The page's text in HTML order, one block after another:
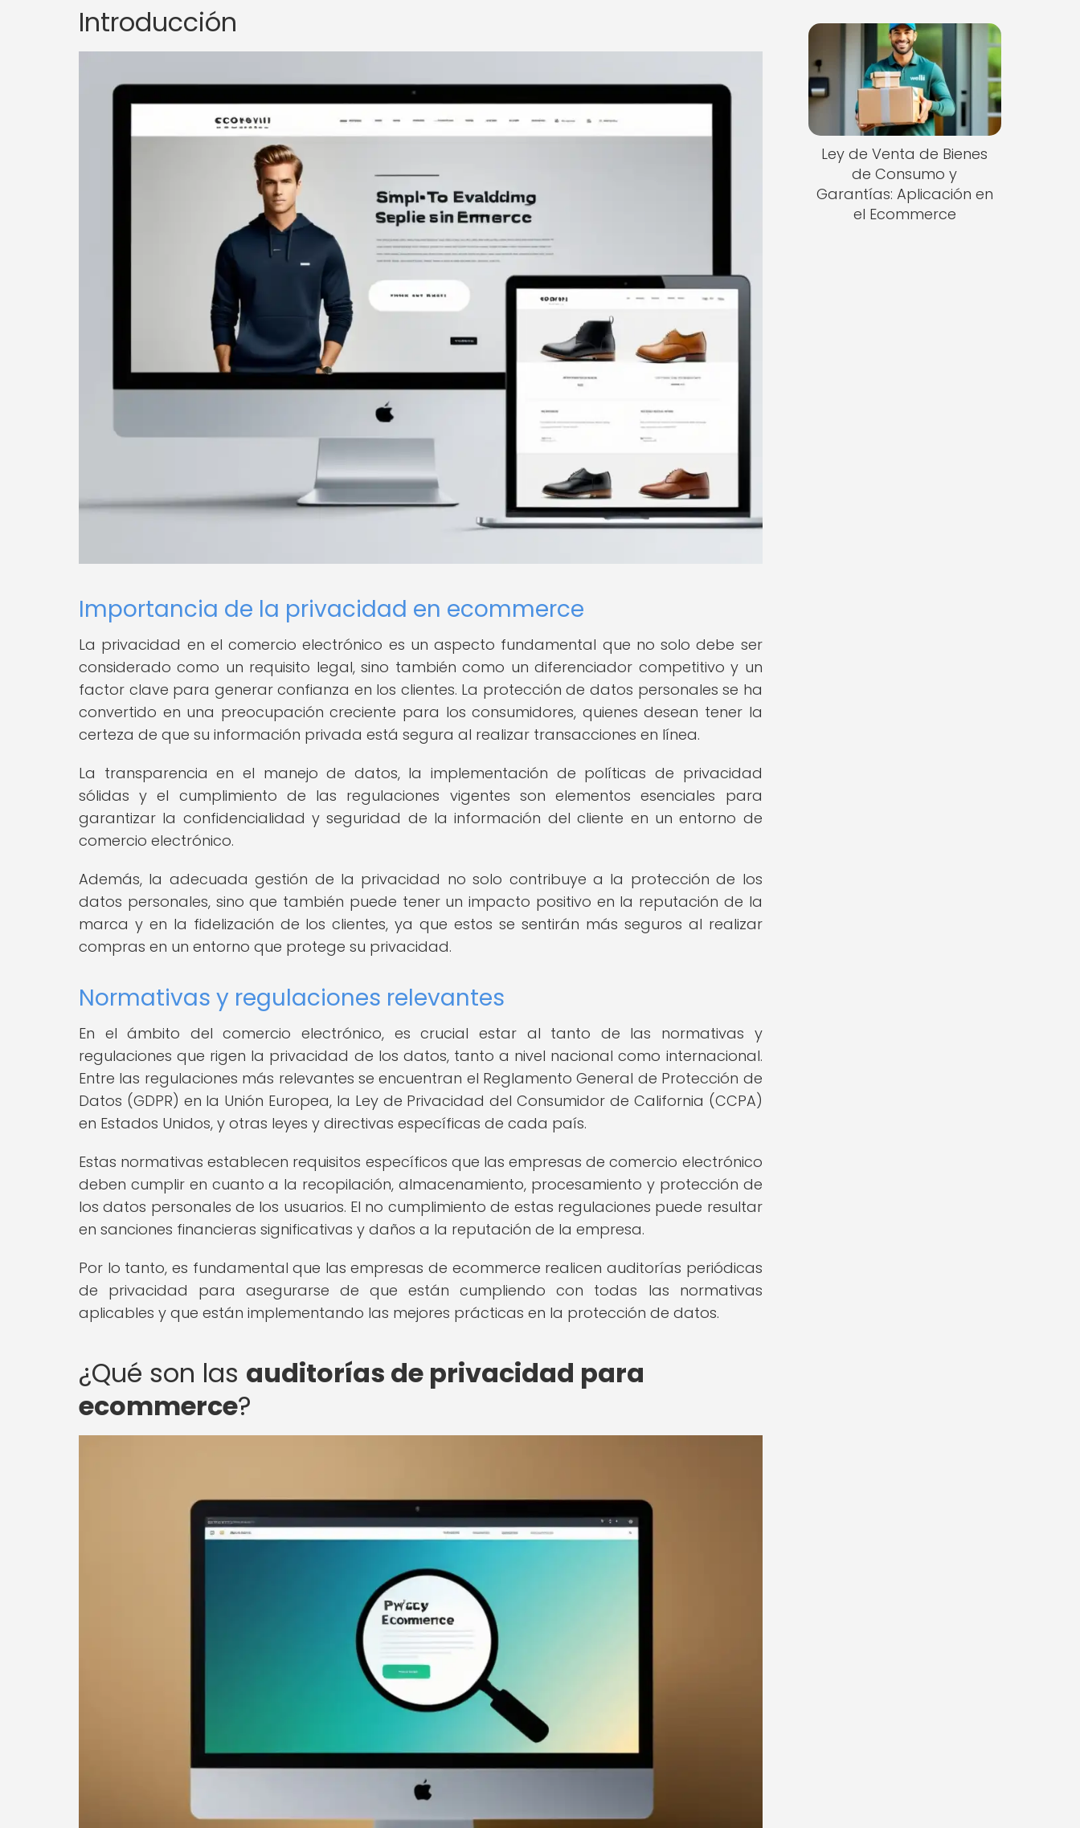
Introducción
Importancia de la privacidad en ecommerce
La privacidad en el comercio electrónico es un aspecto fundamental que no solo debe ser
considerado como un requisito legal, sino también como un diferenciador competitivo y un
factor clave para generar confianza en los clientes. La protección de datos personales se ha
convertido en una preocupación creciente para los consumidores, quienes desean tener la
certeza de que su información privada está segura al realizar transacciones en línea.
La transparencia en el manejo de datos, la implementación de políticas de privacidad
sólidas y el cumplimiento de las regulaciones vigentes son elementos esenciales para
garantizar la confidencialidad y seguridad de la información del cliente en un entorno de
comercio electrónico.
Además, la adecuada gestión de la privacidad no solo contribuye a la protección de los
datos personales, sino que también puede tener un impacto positivo en la reputación de la
marca y en la fidelización de los clientes, ya que estos se sentirán más seguros al realizar
compras en un entorno que protege su privacidad.
Normativas y regulaciones relevantes
En el ámbito del comercio electrónico, es crucial estar al tanto de las normativas y
regulaciones que rigen la privacidad de los datos, tanto a nivel nacional como internacional.
Entre las regulaciones más relevantes se encuentran el Reglamento General de Protección de
Datos (GDPR) en la Unión Europea, la Ley de Privacidad del Consumidor de California (CCPA)
en Estados Unidos, y otras leyes y directivas específicas de cada país.
Estas normativas establecen requisitos específicos que las empresas de comercio electrónico
deben cumplir en cuanto a la recopilación, almacenamiento, procesamiento y protección de
los datos personales de los usuarios. El no cumplimiento de estas regulaciones puede resultar
en sanciones financieras significativas y daños a la reputación de la empresa.
Por lo tanto, es fundamental que las empresas de ecommerce realicen auditorías periódicas
de privacidad para asegurarse de que están cumpliendo con todas las normativas
aplicables y que están implementando las mejores prácticas en la protección de datos.
¿Qué son las auditorías de privacidad para
ecommerce?
Ley de Venta de Bienes
de Consumo y
Garantías: Aplicación en
el Ecommerce